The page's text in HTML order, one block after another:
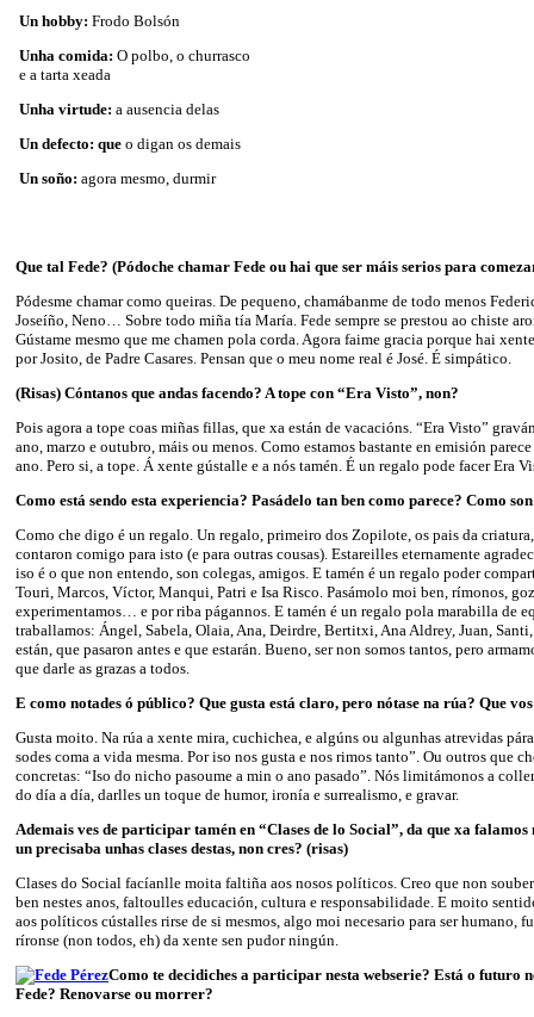
Un hobby: Frodo Bolsón
Unha comida: O polbo, o churrasco
e a tarta xeada
Unha virtude: a ausencia delas
Un defecto: que o digan os demais
Un soño: agora mesmo, durmir
Que tal Fede? (Pódoche chamar Fede ou hai que ser máis serios para
Pódesme chamar como queiras. De pequeno, chamábanme de todo menos
Joseíño, Neno… Sobre todo miña tía María. Fede sempre se prestou ao chiste
Gústame mesmo que me chamen pola corda. Agora faime gracia porque hai
por Josito, de Padre Casares. Pensan que o meu nome real é José. É simpático.
(Risas) Cóntanos que andas facendo? A tope con “Era Visto”, non?
Pois agora a tope coas miñas fillas, que xa están de vacacións. “Era Visto”
ano, marzo e outubro, máis ou menos. Como estamos bastante en emisión
ano. Pero si, a tope. Á xente gústalle e a nós tamén. É un regalo pode facer Era
Como está sendo esta experiencia? Pasádelo tan ben como parece? Como
Como che digo é un regalo. Un regalo, primeiro dos Zopilote, os pais da
contaron comigo para isto (e para outras cousas). Estareilles eternamente
iso é o que non entendo, son colegas, amigos. E tamén é un regalo poder
Touri, Marcos, Víctor, Manqui, Patri e Isa Risco. Pasámolo moi ben, rímonos,
experimentamos… e por riba págannos. E tamén é un regalo pola marabilla de
traballamos: Ángel, Sabela, Olaia, Ana, Deirdre, Bertitxi, Ana Aldrey, Juan,
están, que pasaron antes e que estarán. Bueno, ser non somos tantos, pero
que darle as grazas a todos.
E como notades ó público? Que gusta está claro, pero nótase na rúa? Que
Gusta moito. Na rúa a xente mira, cuchichea, e algúns ou algunhas atrevidas
sodes coma a vida mesma. Por iso nos gusta e nos rimos tanto”. Ou outros que
concretas: “Iso do nicho pasoume a min o ano pasado”. Nós limitámonos a
do día a día, darlles un toque de humor, ironía e surrealismo, e gravar.
Ademais ves de participar tamén en “Clases de lo Social”, da que xa falamos
un precisaba unhas clases destas, non cres? (risas)
Clases do Social facíanlle moita faltiña aos nosos políticos. Creo que non
ben nestes anos, faltoulles educación, cultura e responsabilidade. E moito
aos políticos cústalles rirse de si mesmos, algo moi necesario para ser humano,
ríronse (non todos, eh) da xente sen pudor ningún.
Como te decidiches a participar nesta webserie? Está o futuro
Fede? Renovarse ou morrer?